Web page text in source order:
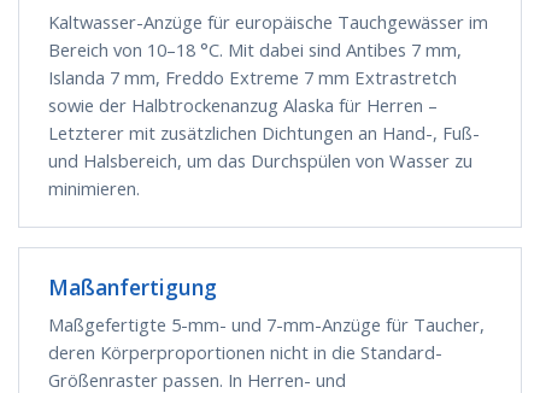
Kaltwasser-Anzüge für europäische Tauchgewässer im
Bereich von 10–18 °C. Mit dabei sind Antibes 7 mm,
Islanda 7 mm, Freddo Extreme 7 mm Extrastretch
sowie der Halbtrockenanzug Alaska für Herren –
Letzterer mit zusätzlichen Dichtungen an Hand-, Fuß-
und Halsbereich, um das Durchspülen von Wasser zu
minimieren.
Maßanfertigung
Maßgefertigte 5-mm- und 7-mm-Anzüge für Taucher,
deren Körperproportionen nicht in die Standard-
Größenraster passen. In Herren- und